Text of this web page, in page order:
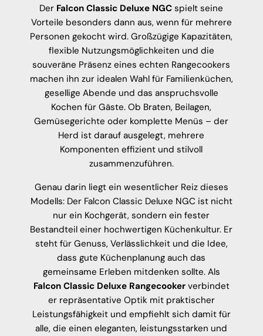
Der Falcon Classic Deluxe NGC spielt seine
Vorteile besonders dann aus, wenn für mehrere
Personen gekocht wird. Großzügige Kapazitäten,
flexible Nutzungsmöglichkeiten und die
souveräne Präsenz eines echten Rangecookers
machen ihn zur idealen Wahl für Familienküchen,
gesellige Abende und das anspruchsvolle
Kochen für Gäste. Ob Braten, Beilagen,
Gemüsegerichte oder komplette Menüs – der
Herd ist darauf ausgelegt, mehrere
Komponenten effizient und stilvoll
zusammenzuführen.
Genau darin liegt ein wesentlicher Reiz dieses
Modells: Der Falcon Classic Deluxe NGC ist nicht
nur ein Kochgerät, sondern ein fester
Bestandteil einer hochwertigen Küchenkultur. Er
steht für Genuss, Verlässlichkeit und die Idee,
dass gute Küchenplanung auch das
gemeinsame Erleben mitdenken sollte. Als
Falcon Classic Deluxe Rangecookerverbindet
er repräsentative Optik mit praktischer
Leistungsfähigkeit und empfiehlt sich damit für
alle, die einen eleganten, leistungsstarken und